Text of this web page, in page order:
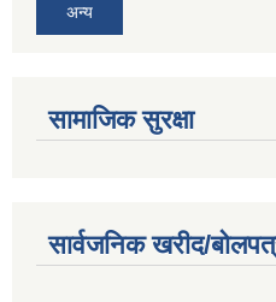
अन्य
सामाजिक सुरक्षा
सार्वजनिक खरीद/